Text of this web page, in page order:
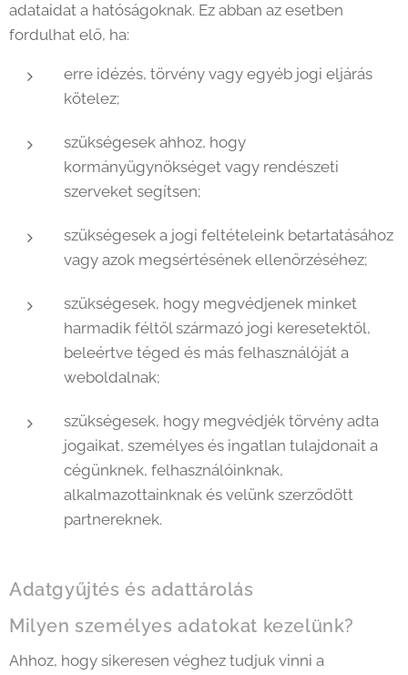
adataidat a hatóságoknak. Ez abban az esetben
fordulhat elő, ha:
erre idézés, törvény vagy egyéb jogi eljárás
kötelez;
szükségesek ahhoz, hogy
kormányügynökséget vagy rendészeti
szerveket segítsen;
szükségesek a jogi feltételeink betartatásához
vagy azok megsértésének ellenőrzéséhez;
szükségesek, hogy megvédjenek minket
harmadik féltől származó jogi keresetektől,
beleértve téged és más felhasználóját a
weboldalnak;
szükségesek, hogy megvédjék törvény adta
jogaikat, személyes és ingatlan tulajdonait a
cégünknek, felhasználóinknak,
alkalmazottainknak és velünk szerződött
partnereknek.
Adatgyűjtés és adattárolás
Milyen személyes adatokat kezelünk?
Ahhoz, hogy sikeresen véghez tudjuk vinni a